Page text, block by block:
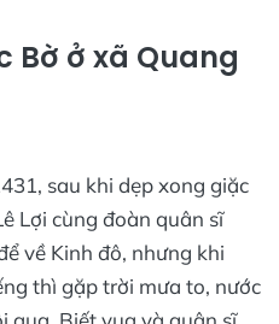
Bờ ở xã Quang
sau khi dẹp xong giặc
Lợi cùng đoàn quân sĩ
về Kinh đô, nhưng khi
thì gặp trời mưa to, nước